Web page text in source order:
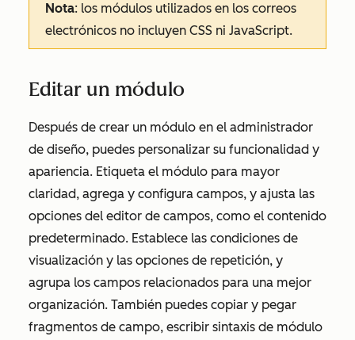
Nota: los módulos utilizados en los correos
electrónicos no incluyen CSS ni JavaScript.
Editar un módulo
Después de crear un módulo en el administrador
de diseño, puedes personalizar su funcionalidad y
apariencia. Etiqueta el módulo para mayor
claridad, agrega y configura campos, y ajusta las
opciones del editor de campos, como el contenido
predeterminado. Establece las condiciones de
visualización y las opciones de repetición, y
agrupa los campos relacionados para una mejor
organización. También puedes copiar y pegar
fragmentos de campo, escribir sintaxis de módulo